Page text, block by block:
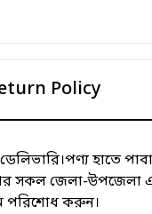
Policy
হাতে
সকল জেলা-উপজেলা
পরিশোধ করুন।